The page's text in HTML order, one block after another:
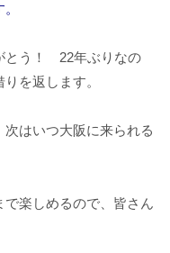
とう！ 22年ぶりなの
を返します。
次はいつ大阪に来られる
楽しめるので、皆さん